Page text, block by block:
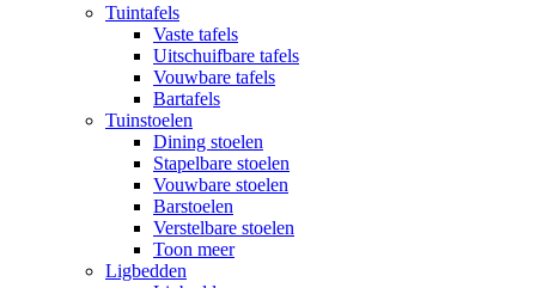
Tuintafels
Vaste tafels
Uitschuifbare tafels
Vouwbare tafels
Bartafels
Tuinstoelen
Dining stoelen
Stapelbare stoelen
Vouwbare stoelen
Barstoelen
Verstelbare stoelen
Toon meer
Ligbedden